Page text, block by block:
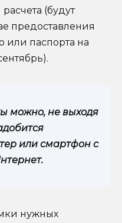
(будут
предоставления
или паспорта на
можно, не выходя
или смартфон с
нужных